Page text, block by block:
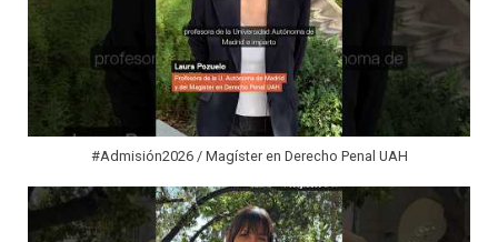
#Admisión2026 / Magíster en Derecho Penal UAH